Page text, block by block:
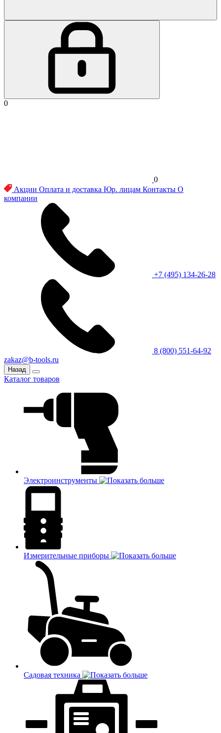
0
0
Акции Оплата и доставка Юр. лицам Контакты О
компании
+7 (495) 134-26-28
8 (800) 551-64-92
zakaz@b-tools.ru
Назад
Каталог товаров
Электроинструменты
Измерительные приборы
Садовая техника